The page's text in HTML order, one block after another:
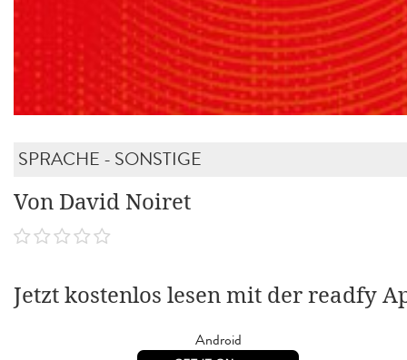
SPRACHE - SONSTIGE
Von David Noiret
Jetzt kostenlos lesen mit der readfy
Android